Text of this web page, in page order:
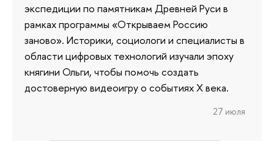
экспедиции по памятникам Древней Руси в
рамках программы «Открываем Россию
заново». Историки, социологи и специалисты в
области цифровых технологий изучали эпоху
княгини Ольги, чтобы помочь создать
достоверную видеоигру о событиях X века.
27 июля